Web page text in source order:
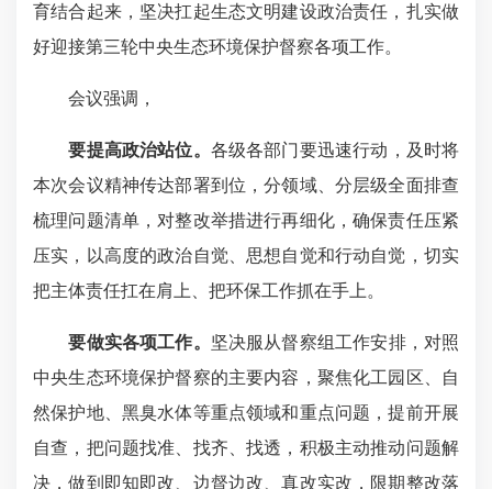
育结合起来，坚决扛起生态文明建设政治责任，扎实做
好迎接第三轮中央生态环境保护督察各项工作。
会议强调，
要提高政治站位。 各级各部门要迅速行动，及时将
本次会议精神传达部署到位，分领域、分层级全面排查
梳理问题清单，对整改举措进行再细化，确保责任压紧
压实，以高度的政治自觉、思想自觉和行动自觉，切实
把主体责任扛在肩上、把环保工作抓在手上。
要做实各项工作。 坚决服从督察组工作安排，对照
中央生态环境保护督察的主要内容，聚焦化工园区、自
然保护地、黑臭水体等重点领域和重点问题，提前开展
自查，把问题找准、找齐、找透，积极主动推动问题解
决，做到即知即改、边督边改、真改实改，限期整改落